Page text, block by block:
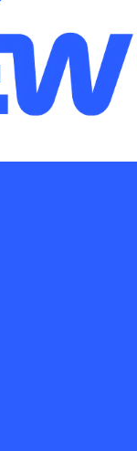
Elektromobilität
ein eigenes,
in der Region.